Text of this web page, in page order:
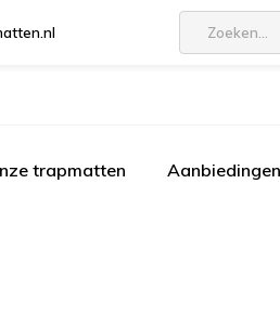
trapmatten Aanbiedingen